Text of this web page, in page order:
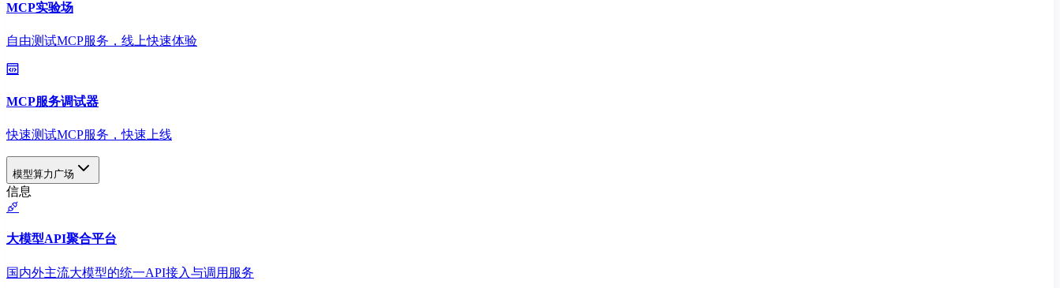
MCP实验场
自由测试MCP服务，线上快速体验
MCP服务调试器
快速测试MCP服务，快速上线
模型算力广场
信息
大模型API聚合平台
国内外主流大模型的统一API接入与调用服务